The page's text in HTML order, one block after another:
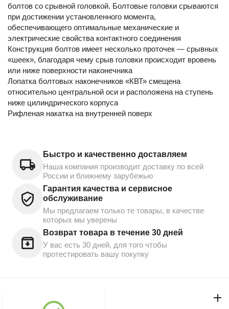
болтов со срывной головкой. Болтовые головки срываются
при достижении установленного момента,
обеспечивающего оптимальные механические и
электрические свойства контактного соединения
Конструкция болтов имеет несколько проточек — срывных
«шеек», благодаря чему срыв головки происходит вровень
или ниже поверхности наконечника
Лопатка болтовых наконечников «КВТ» смещена
относительно центральной оси и расположена на ступень
ниже цилиндрического корпуса
Рифленая накатка на внутренней поверх
Быстро и качественно доставляем
Наша компания производит доставку по всей
России и ближнему зарубежью
Гарантия качества и сервисное
обслуживание
Мы предлагаем только те товары, в качестве
которых мы уверены
Возврат товара в течение 30 дней
У вас есть 30 дней, для того чтобы
протестировать вашу покупку